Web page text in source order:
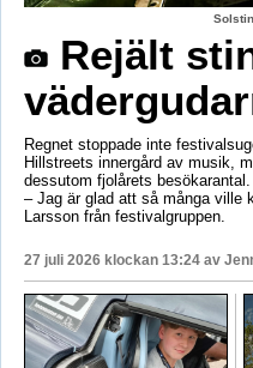
Rejält
Regnet stoppade inte
Hillstreets innergård av musik,
dessutom fjolårets besökarantal.
– Jag är glad att så många ville
Larsson från festivalgruppen.
27 juli 2026 klockan 13:24 av